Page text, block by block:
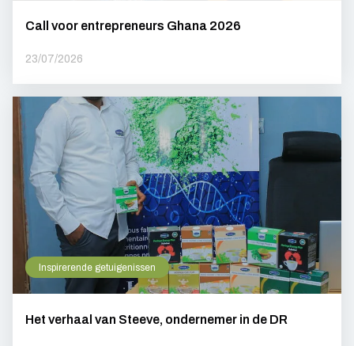
Call voor entrepreneurs Ghana 2026
23/07/2026
Inspirerende getuigenissen
Het verhaal van Steeve, ondernemer in de DR